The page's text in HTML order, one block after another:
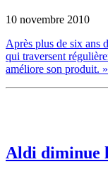
10 novembre 2010
Après plus de six ans
qui traversent
améliore son produit.
Aldi diminue